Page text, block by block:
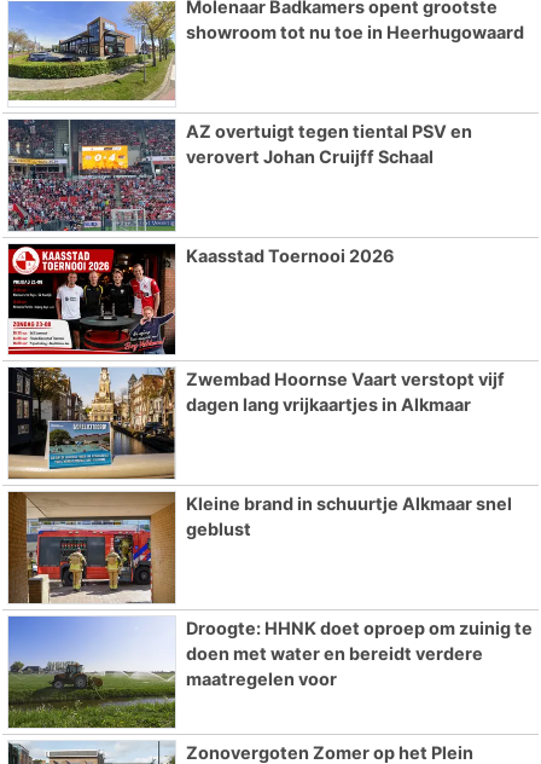
Molenaar Badkamers opent grootste
showroom tot nu toe in Heerhugowaard
AZ overtuigt tegen tiental PSV en
verovert Johan Cruijff Schaal
Kaasstad Toernooi 2026
Zwembad Hoornse Vaart verstopt vijf
dagen lang vrijkaartjes in Alkmaar
Kleine brand in schuurtje Alkmaar snel
geblust
Droogte: HHNK doet oproep om zuinig te
doen met water en bereidt verdere
maatregelen voor
Zonovergoten Zomer op het Plein